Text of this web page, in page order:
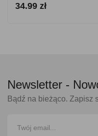
34.99 zł
Newsletter -
Bądź na bieżąco. Zapisz